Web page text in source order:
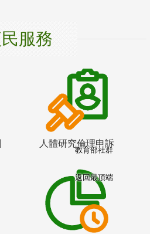
服務
人體研究倫理申訴
教育部社群
返回最頂端